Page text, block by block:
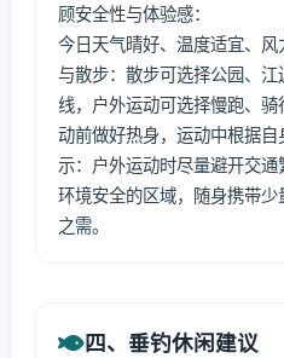
顾安全性与体验感：
今日天气晴好、温度适宜、
与散步：散步可选择公园、
线，户外运动可选择慢跑、
动前做好热身，运动中根据
示：户外运动时尽量避开交通
环境安全的区域，随身携带
之需。
四、垂钓休闲建议